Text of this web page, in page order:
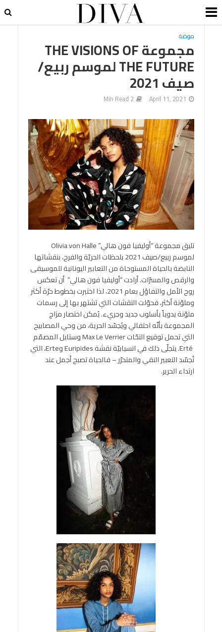
موضة
مجموعة THE VISIONS OF
THE FUTURE لموسم ربيع/
صيف 2021
April 11, 2021
2 Min Read
تليق مجموعة “أوليفيا فون هالي” Olivia von Halle
لموسم ربيع/صيف 2021 بلحظات الحريّة والفرح، بنقشاتها
النابضة بالحياة المستوحاة من التعابير اليونانية للموسيقى
والرقص والمسرّات. أرادت “أوليفيا فون هالي” أن تعكس
روح الأمل والتفاؤل بعام 2021، لذا اختبرت بخطوط حرّة أكثر
وملوّنة أكثر، فحوّلت النقشات التي تشتهر بها إلى رسمات
ملوّنة يدوياً بأسلوب جديد وجريء. يُمكن اختصار مزاج
المجموعة بأنّه احتفالي ويُجسّد الحرية، من وحي المصابيح
التي تحمل توقيع النحّات Max Le Verrier وستايل المصمّم
Erté. يتجلّى ذلك في انسيابيّة نقشة Euripides وErte، التي
تُجسّد التعبير النقي والمتحرّر – فالحياة تصبح أجمل عند
ارتداء الحرير.